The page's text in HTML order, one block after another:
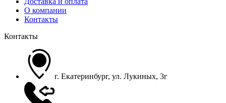
О компании
Контакты
Контакты
г. Екатеринбург, ул. Лукиных, 3г